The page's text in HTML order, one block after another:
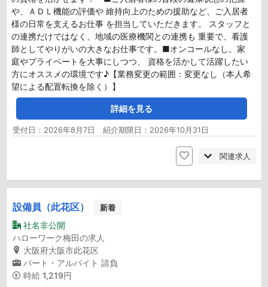
や、ＡＤＬ機能の評価や 維持向上のための援助など、ご入居者
様の日常を支えるお仕事 を担当していただきます。 スタッフと
の連携だけではなく、地域の医療機関との連携も 重要で、看護
師としてやりがいの大きなお仕事です。■オンコールなし。家
庭やプライベートを大事にしつつ、 資格を活かして活躍したい
方にオススメの環境です♪【業務変更の範囲：変更なし（本人希
望による配置転換を除く）】
詳細を見る
受付日：2026年8月7日 紹介期限日：2026年10月31日
関連求人
設備員（此花区） 新着
社名非公開
ハローワーク梅田の求人
大阪府大阪市此花区
パート・アルバイト 請負
時給 1,219円